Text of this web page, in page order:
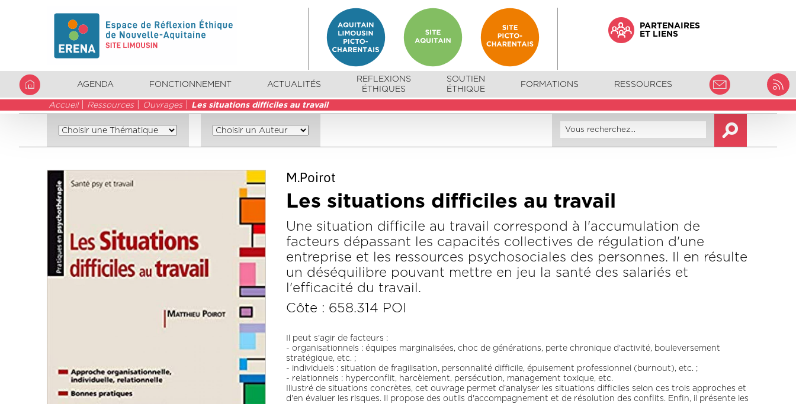
PARTENAIRES
ET LIENS
AGENDA FONCTIONNEMENT ACTUALITÉS
REFLEXIONS
ÉTHIQUES
SOUTIEN
ÉTHIQUE
FORMATIONS RESSOURCES
Accueil Ressources Ouvrages Les situations difficiles au travail
M.Poirot
Les situations difficiles au travail
Une situation difficile au travail correspond à l'accumulation de
facteurs dépassant les capacités collectives de régulation d'une
entreprise et les ressources psychosociales des personnes. Il en résulte
un déséquilibre pouvant mettre en jeu la santé des salariés et
l'efficacité du travail.
Côte : 658.314 POI
Il peut s'agir de facteurs :
- organisationnels : équipes marginalisées, choc de générations, perte chronique d'activité, bouleversement
stratégique, etc. ;
- individuels : situation de fragilisation, personnalité difficile, épuisement professionnel (burnout), etc. ;
- relationnels : hyperconflit, harcèlement, persécution, management toxique, etc.
Illustré de situations concrètes, cet ouvrage permet d'analyser les situations difficiles selon ces trois approches et
d'en évaluer les risques. Il propose des outils d'accompagnement et de résolution des conflits. Enfin, il présente les